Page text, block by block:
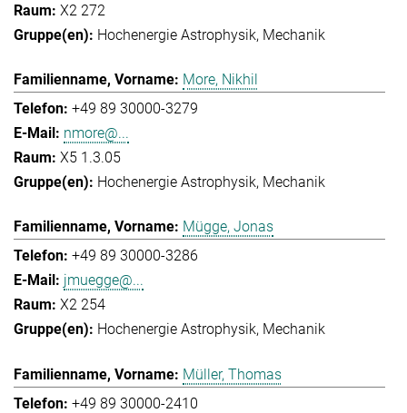
X2 272
Hochenergie Astrophysik Mechanik
More, Nikhil
+49 89 30000-3279
nmore@...
X5 1.3.05
Hochenergie Astrophysik Mechanik
Mügge, Jonas
+49 89 30000-3286
jmuegge@...
X2 254
Hochenergie Astrophysik Mechanik
Müller, Thomas
+49 89 30000-2410